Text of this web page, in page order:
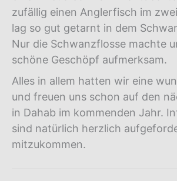
zufällig einen Anglerfisch im
lag so gut getarnt in dem
Nur die Schwanzflosse machte
schöne Geschöpf aufmerksam.
Alles in allem hatten wir eine
und freuen uns schon auf den
in Dahab im kommenden Jahr.
sind natürlich herzlich
mitzukommen.